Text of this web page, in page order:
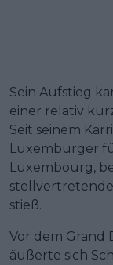
Sein Aufstieg
einer relativ
Seit seinem
Luxemburger
Luxembourg,
stieß.
Vor dem Grand
äußerte sich